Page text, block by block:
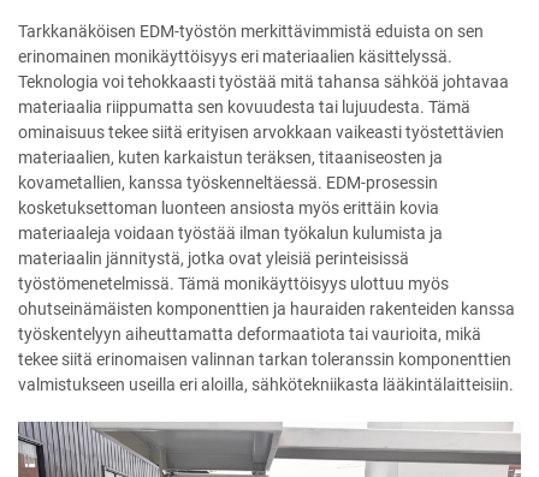
Tarkkanäköisen EDM-työstön merkittävimmistä eduista on sen
erinomainen monikäyttöisyys eri materiaalien käsittelyssä.
Teknologia voi tehokkaasti työstää mitä tahansa sähköä johtavaa
materiaalia riippumatta sen kovuudesta tai lujuudesta. Tämä
ominaisuus tekee siitä erityisen arvokkaan vaikeasti työstettävien
materiaalien, kuten karkaistun teräksen, titaaniseosten ja
kovametallien, kanssa työskenneltäessä. EDM-prosessin
kosketuksettoman luonteen ansiosta myös erittäin kovia
materiaaleja voidaan työstää ilman työkalun kulumista ja
materiaalin jännitystä, jotka ovat yleisiä perinteisissä
työstömenetelmissä. Tämä monikäyttöisyys ulottuu myös
ohutseinämäisten komponenttien ja hauraiden rakenteiden kanssa
työskentelyyn aiheuttamatta deformaatiota tai vaurioita, mikä
tekee siitä erinomaisen valinnan tarkan toleranssin komponenttien
valmistukseen useilla eri aloilla, sähkötekniikasta lääkintälaitteisiin.